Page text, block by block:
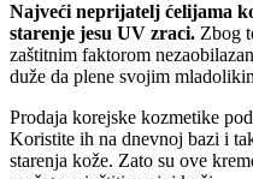
Najveći neprijatelj ćelijama
starenje jesu UV zraci. Zbog
zaštitnim faktorom
duže da plene svojim
Prodaja korejske kozmetike
Koristite ih na dnevnoj bazi i
starenja kože. Zato su ove